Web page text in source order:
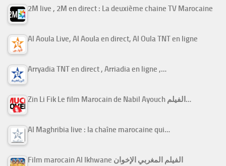
2M live , 2M en direct : La deuxième chaine TV Marocaine
Al Aoula Live, Al Aoula en direct, Al Oula TNT en ligne
Arryadia TNT en direct , Arriadia en ligne ,…
Zin Li Fik Le film Marocain de Nabil Ayouch الفيلم…
Al Maghribia live : la chaîne marocaine qui…
Film marocain Al Ikhwane الفيلم المغربي الإخوان